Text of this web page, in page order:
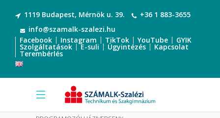
1119 Budapest, Mérnök u. 39.
+36 1 883-3655
info@szamalk-szalezi.hu
Facebook
Instagram TikTok YouTube GYIK
Szolgáltatások E-suli Ügyintézés Kapcsolat
Terembérlés